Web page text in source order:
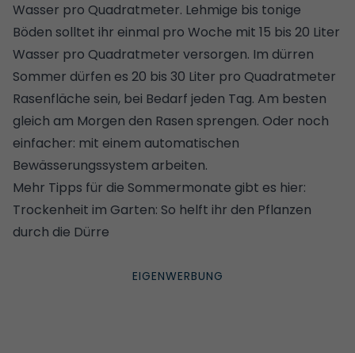
Wasser pro Quadratmeter. Lehmige bis tonige
Böden solltet ihr einmal pro Woche mit 15 bis 20 Liter
Wasser pro Quadratmeter versorgen. Im dürren
Sommer dürfen es 20 bis 30 Liter pro Quadratmeter
Rasenfläche sein, bei Bedarf jeden Tag. Am besten
gleich am Morgen den Rasen sprengen. Oder noch
einfacher: mit einem automatischen
Bewässerungssystem arbeiten.
Mehr Tipps für die Sommermonate gibt es hier:
Trockenheit im Garten: So helft ihr den Pflanzen
durch die Dürre